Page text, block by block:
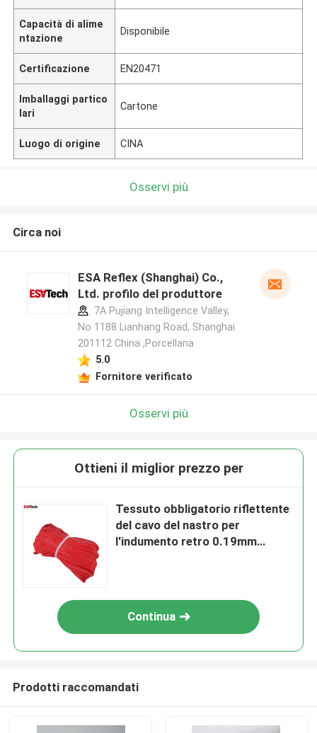
Capacità di alime
ntazione
Disponibile
Certificazione EN20471
Imballaggi partico
lari
Cartone
Luogo di origine CINA
Osservi più
Circa noi
ESA Reflex (Shanghai) Co.,
Ltd. profilo del produttore
7A Pujiang Intelligence Valley,
No 1188 Lianhang Road, Shanghai
201112 China ,Porcellana
5.0
Fornitore verificato
Osservi più
Ottieni il miglior prezzo per
Tessuto obbligatorio riflettente
del cavo del nastro per
l'indumento retro 0.19mm
Continua
Prodotti raccomandati